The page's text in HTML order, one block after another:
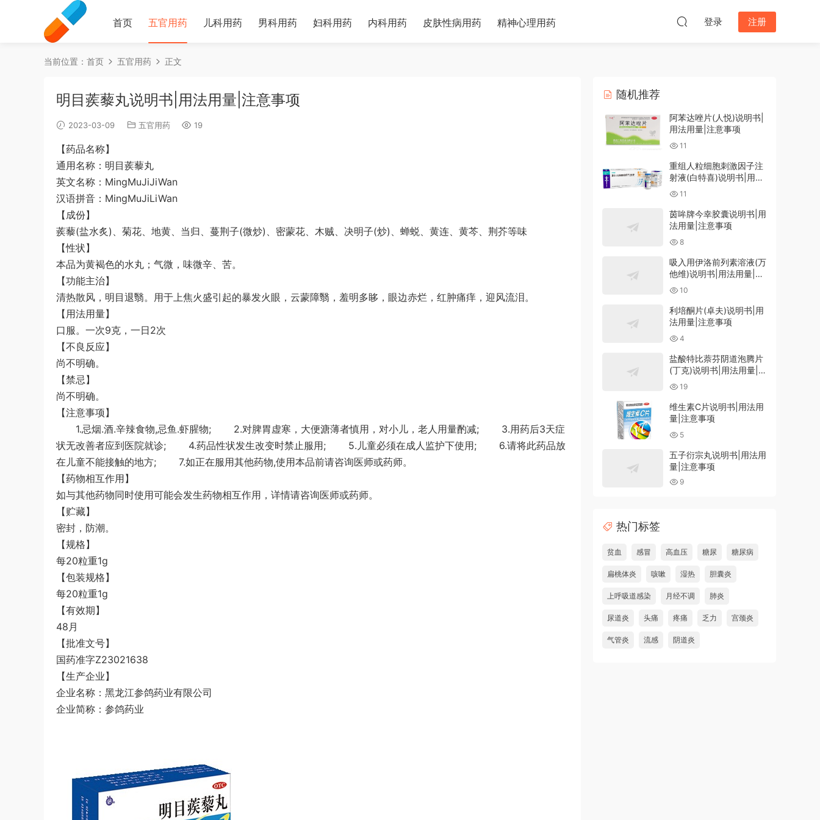
首页 五官用药 儿科用药 男科用药 妇科用药 内科用药 皮肤性病用药 精神心理用药 登录 注册
当前位置： 首页 五官用药 正文
明目蒺藜丸说明书|用法用量|注意事项
2023-03-09 五官用药 19
【药品名称】
通用名称：明目蒺藜丸
英文名称：MingMuJiJiWan
汉语拼音：MingMuJiLiWan
【成份】
蒺藜(盐水炙)、菊花、地黄、当归、蔓荆子(微炒)、密蒙花、木贼、决明子(炒)、蝉蜕、黄连、黄芩、荆芥等味
【性状】
本品为黄褐色的水丸；气微，味微辛、苦。
【功能主治】
清热散风，明目退翳。用于上焦火盛引起的暴发火眼，云蒙障翳，羞明多眵，眼边赤烂，红肿痛痒，迎风流泪。
【用法用量】
口服。一次9克，一日2次
【不良反应】
尚不明确。
【禁忌】
尚不明确。
【注意事项】
1.忌烟.酒.辛辣食物,忌鱼.虾腥物; 2.对脾胃虚寒，大便溏薄者慎用，对小儿，老人用量酌减; 3.用药后3天症
状无改善者应到医院就诊; 4.药品性状发生改变时禁止服用; 5.儿童必须在成人监护下使用; 6.请将此药品放
在儿童不能接触的地方; 7.如正在服用其他药物,使用本品前请咨询医师或药师。
【药物相互作用】
如与其他药物同时使用可能会发生药物相互作用，详情请咨询医师或药师。
【贮藏】
密封，防潮。
【规格】
每20粒重1g
【包装规格】
每20粒重1g
【有效期】
48月
【批准文号】
国药准字Z23021638
【生产企业】
企业名称：黑龙江参鸽药业有限公司
企业简称：参鸽药业
随机推荐
阿苯达唑片(人悦)说明书|
用法用量|注意事项
11
重组人粒细胞刺激因子注
射液(白特喜)说明书|用法
用量|注意事项
11
茵哞牌今幸胶囊说明书|用
法用量|注意事项
8
吸入用伊洛前列素溶液(万
他维)说明书|用法用量|注
意事项
10
利培酮片(卓夫)说明书|用
法用量|注意事项
4
盐酸特比萘芬阴道泡腾片
(丁克)说明书|用法用量|注
意事项
19
维生素C片说明书|用法用
量|注意事项
5
五子衍宗丸说明书|用法用
量|注意事项
9
热门标签
贫血 感冒 高血压 糖尿 糖尿病
扁桃体炎 咳嗽 湿热 胆囊炎
上呼吸道感染 月经不调 肺炎
尿道炎 头痛 疼痛 乏力 宫颈炎
气管炎 流感 阴道炎